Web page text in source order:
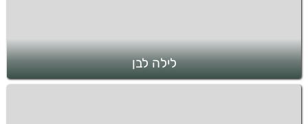
לילה לבן